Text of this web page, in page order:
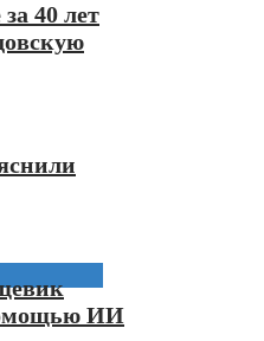
40 лет
ИИ